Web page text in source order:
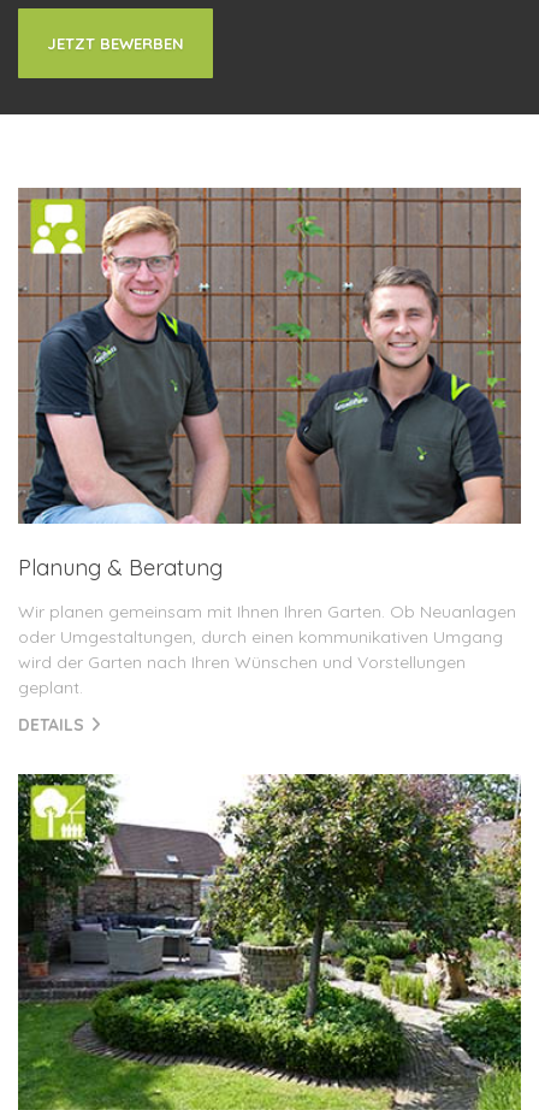
JETZT BEWERBEN
Planung & Beratung
Wir planen gemeinsam mit Ihnen Ihren Garten. Ob Neuanlagen
oder Umgestaltungen, durch einen kommunikativen Umgang
wird der Garten nach Ihren Wünschen und Vorstellungen
geplant.
DETAILS